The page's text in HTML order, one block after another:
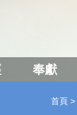
奉獻
首頁